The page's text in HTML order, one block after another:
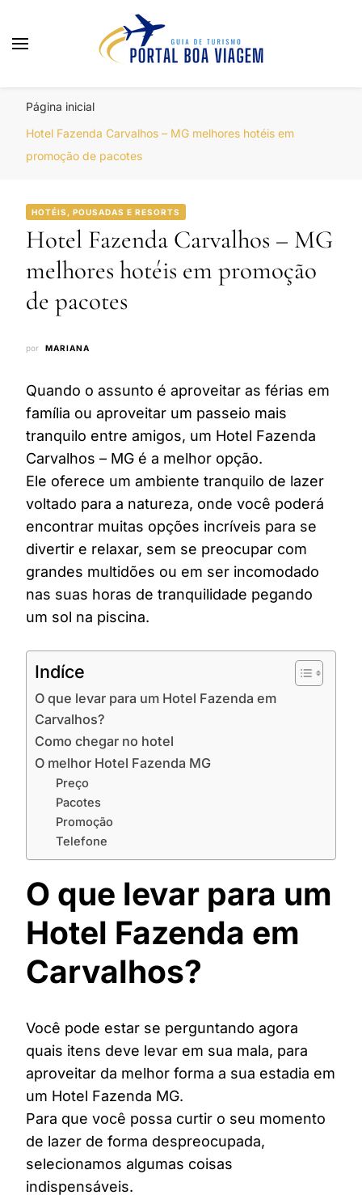
Página inicial
Hotel Fazenda Carvalhos – MG melhores hotéis em
promoção de pacotes
HOTÉIS, POUSADAS E RESORTS
Hotel Fazenda Carvalhos – MG
melhores hotéis em promoção
de pacotes
por MARIANA
Quando o assunto é aproveitar as férias em
família ou aproveitar um passeio mais
tranquilo entre amigos, um Hotel Fazenda
Carvalhos – MG é a melhor opção.
Ele oferece um ambiente tranquilo de lazer
voltado para a natureza, onde você poderá
encontrar muitas opções incríveis para se
divertir e relaxar, sem se preocupar com
grandes multidões ou em ser incomodado
nas suas horas de tranquilidade pegando
um sol na piscina.
Indíce
O que levar para um Hotel Fazenda em
Carvalhos?
Como chegar no hotel
O melhor Hotel Fazenda MG
Preço
Pacotes
Promoção
Telefone
O que levar para um
Hotel Fazenda em
Carvalhos?
Você pode estar se perguntando agora
quais itens deve levar em sua mala, para
aproveitar da melhor forma a sua estadia em
um Hotel Fazenda MG.
Para que você possa curtir o seu momento
de lazer de forma despreocupada,
selecionamos algumas coisas
indispensáveis.